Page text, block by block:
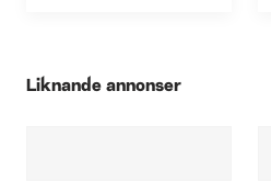
Liknande annonser